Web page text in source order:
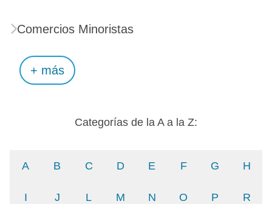
Comercios Minoristas
+ más
Categorías de la A a la Z:
A B C D E F G H
I J L M N O P R